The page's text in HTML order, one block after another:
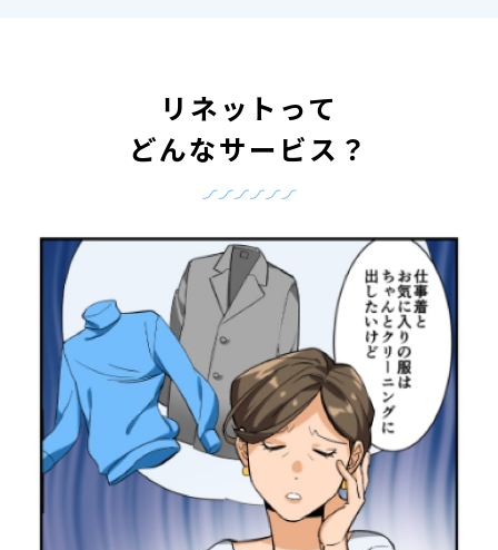
リネットって
どんなサービス？